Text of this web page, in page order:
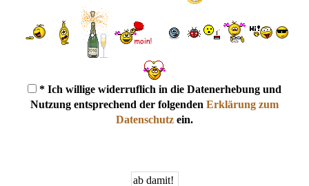
* Ich willige widerruflich in die Datenerhebung und
Nutzung entsprechend der folgenden Erklärung zum
Datenschutz ein.